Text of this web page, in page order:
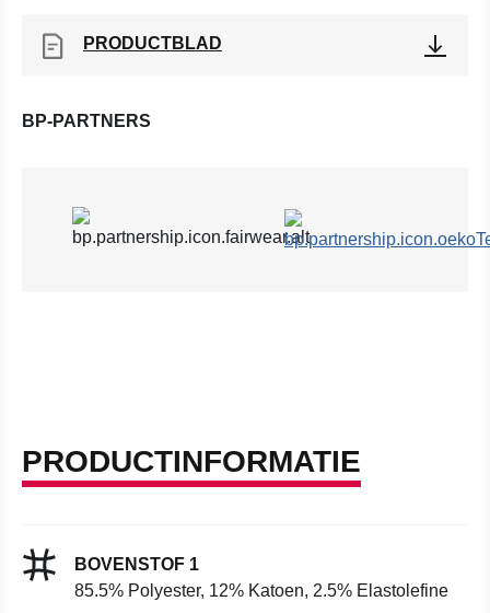
PRODUCTBLAD
BP-PARTNERS
PRODUCTINFORMATIE
BOVENSTOF 1
85.5% Polyester, 12% Katoen, 2.5% Elastolefine